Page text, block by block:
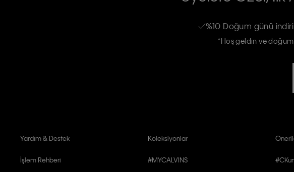
Calvin Klein e-bültenine abone olarak, kişisel verilerimin Calvin Klein tarafına gönderileceğinin ve
%10 Doğum günü
*Hoş geldin ve
Yardım & Destek
İşlem Rehberi
Koleksiyonlar
#MYCALVINS